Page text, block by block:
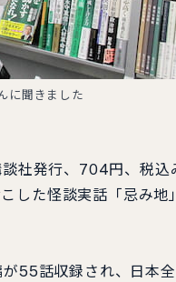
に聞きました
発行、704円、税込
た怪談実話「忌み地
55話収録され、日本